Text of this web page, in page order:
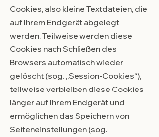
Cookies, also kleine Textdateien, die
auf Ihrem Endgerät abgelegt
werden. Teilweise werden diese
Cookies nach Schließen des
Browsers automatisch wieder
gelöscht (sog. „Session-Cookies“),
teilweise verbleiben diese Cookies
länger auf Ihrem Endgerät und
ermöglichen das Speichern von
Seiteneinstellungen (sog.